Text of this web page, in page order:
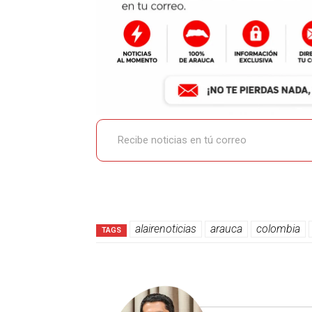
Recibe noticias en tú correo
TAGS alairenoticias arauca colombia